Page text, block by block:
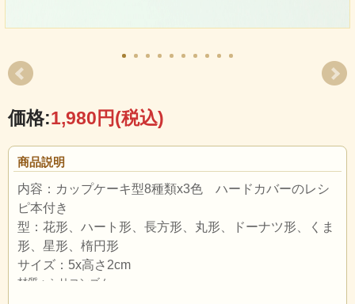
価格:1,980円(税込)
商品説明
内容：カップケーキ型8種類x3色 ハードカバーのレシ
ピ本付き
型：花形、ハート形、長方形、丸形、ドーナツ形、くま
形、星形、楕円形
サイズ：5x高さ2cm
材質：シリコンゴム